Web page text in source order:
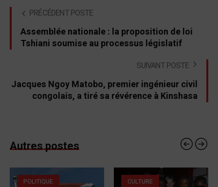
PRÉCÉDENT POSTE
Assemblée nationale : la proposition de loi
Tshiani soumise au processus législatif
SUIVANT POSTE
Jacques Ngoy Matobo, premier ingénieur civil
congolais, a tiré sa révérence à Kinshasa
Autres postes
POLITIQUE CULTURE